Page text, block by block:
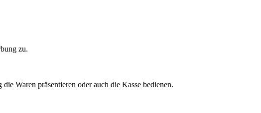
zu.
Waren präsentieren oder auch die Kasse bedienen.